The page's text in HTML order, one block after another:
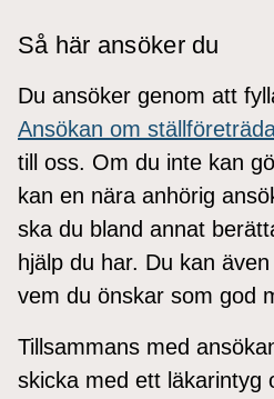
Så här ansöker du
Du ansöker genom att
Ansökan om
till oss. Om du inte kan
kan en nära anhörig
ska du bland annat
hjälp du har. Du kan
vem du önskar som god
Tillsammans med
skicka med ett läkarintyg